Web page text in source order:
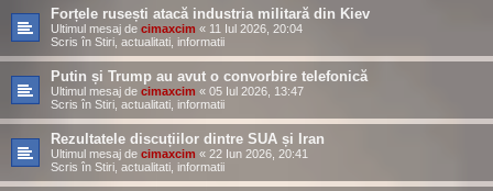
Forțele rusești atacă industria militară din Kiev
Ultimul mesaj de cimaxcim « 11 Iul 2026, 20:04
Scris în Stiri, actualitati, informatii
Putin și Trump au avut o convorbire telefonică
Ultimul mesaj de cimaxcim « 05 Iul 2026, 13:47
Scris în Stiri, actualitati, informatii
Rezultatele discuțiilor dintre SUA și Iran
Ultimul mesaj de cimaxcim « 22 Iun 2026, 20:41
Scris în Stiri, actualitati, informatii